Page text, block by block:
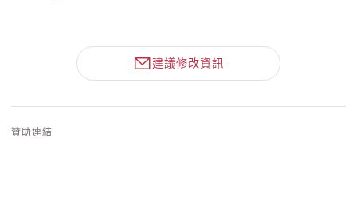
建議修改資訊
贊助連結